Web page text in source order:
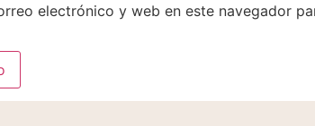
electrónico y web en este navegador